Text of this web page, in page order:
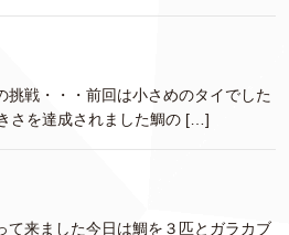
挑戦・・・前回は小さめのタイでした
さを達成されました鯛の […]
て来ました今日は鯛を３匹とガラカブ